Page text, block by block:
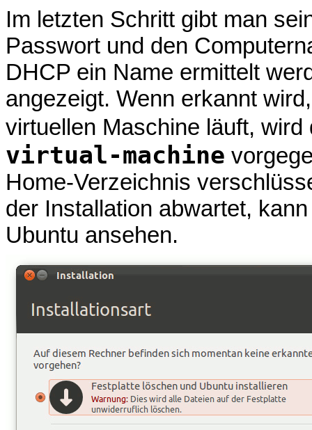
Im letzten Schritt gibt man
Passwort und den
DHCP ein Name ermittelt
angezeigt. Wenn erkannt
virtuellen Maschine läuft,
virtual-machine
Home-Verzeichnis
der Installation abwartet,
Ubuntu ansehen.